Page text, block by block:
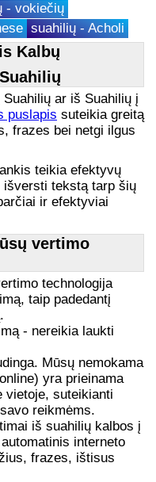
- vokiečių
suahilių - Acholi
Kalbų
Suahilių
ar iš Suahilių į
puslapis suteikia greitą
frazes bei netgi ilgus
teikia efektyvų
išversti tekstą tarp šių
ir efektyviai
vertimo
technologija
taip padedantį
- nereikia laukti
Mūsų nemokama
yra prieinama
vietoje, suteikianti
reikmėms.
iš suahilių kalbos į
interneto
frazes, ištisus